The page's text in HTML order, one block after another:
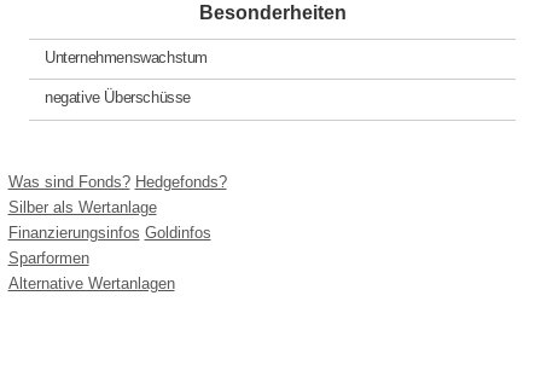
Besonderheiten
Unternehmenswachstum
negative Überschüsse
Was sind Fonds? Hedgefonds?
Silber als Wertanlage
Finanzierungsinfos Goldinfos
Sparformen
Alternative Wertanlagen